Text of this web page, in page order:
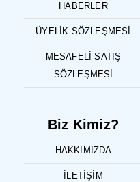
HABERLER
ÜYELIK SÖZLEŞMESI
MESAFELI SATIŞ
SÖZLEŞMESI
Biz Kimiz?
HAKKIMIZDA
İLETIŞIM